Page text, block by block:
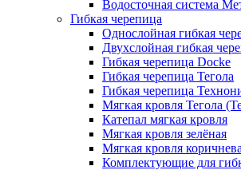
Водосточная система
Гибкая черепица
Однослойная гибкая
Двухслойная гибкая
Гибкая черепица Docke
Гибкая черепица Тегола
Гибкая черепица
Мягкая кровля Тегола
Катепал мягкая кровля
Мягкая кровля зелёная
Мягкая кровля
Комплектующие для